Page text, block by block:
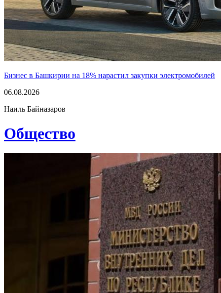
Бизнес в Башкирии на 18% нарастил закупки электромобилей
06.08.2026
Наиль Байназаров
Общество